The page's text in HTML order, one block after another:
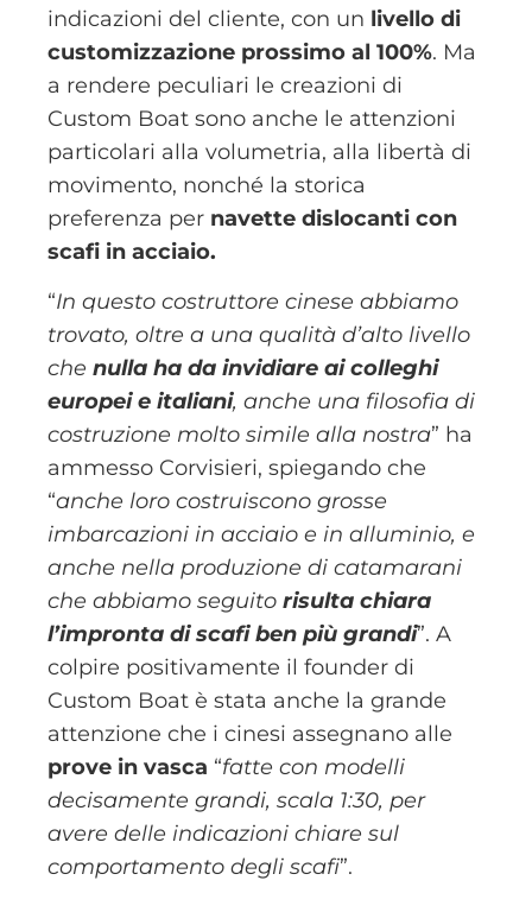
indicazioni del cliente, con un livello di
customizzazione prossimo al 100%. Ma
a rendere peculiari le creazioni di
Custom Boat sono anche le attenzioni
particolari alla volumetria, alla libertà di
movimento, nonché la storica
preferenza per navette dislocanti con
scafi in acciaio.
“In questo costruttore cinese abbiamo
trovato, oltre a una qualità d’alto livello
che nulla ha da invidiare ai colleghi
europei e italiani, anche una filosofia di
costruzione molto simile alla nostra” ha
ammesso Corvisieri, spiegando che
“anche loro costruiscono grosse
imbarcazioni in acciaio e in alluminio, e
anche nella produzione di catamarani
che abbiamo seguito risulta chiara
l’impronta di scafi ben più grandi”. A
colpire positivamente il founder di
Custom Boat è stata anche la grande
attenzione che i cinesi assegnano alle
prove in vasca “fatte con modelli
decisamente grandi, scala 1:30, per
avere delle indicazioni chiare sul
comportamento degli scafi”.